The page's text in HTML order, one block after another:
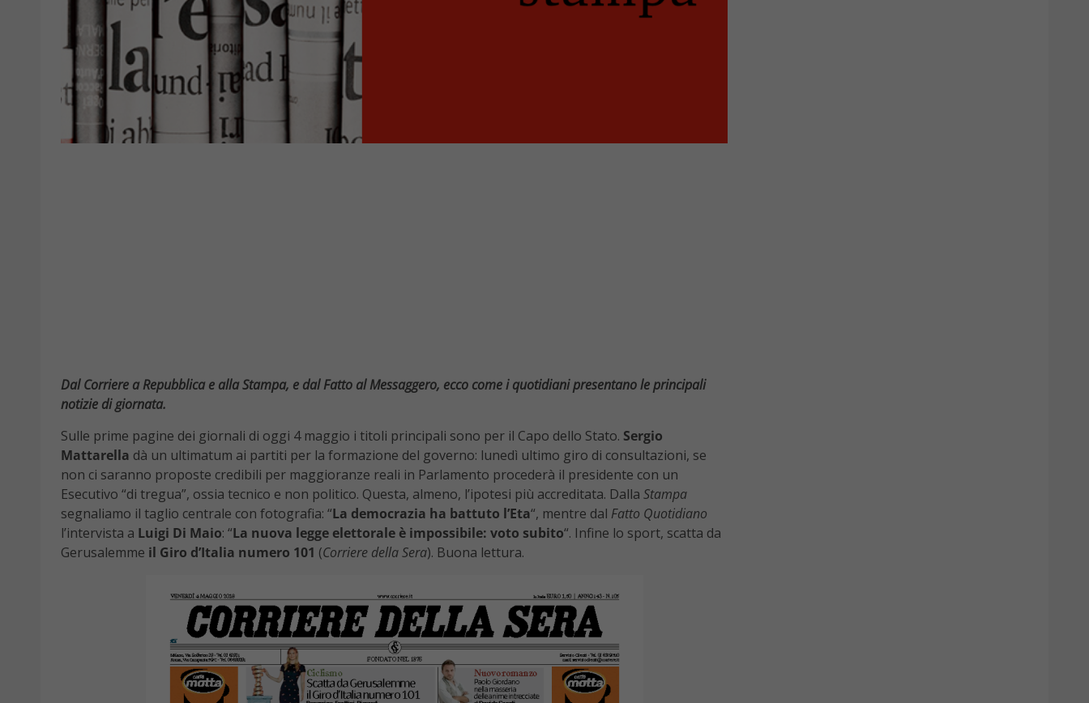
Dal Corriere a Repubblica e alla Stampa, e dal Fatto al Messaggero, ecco come i quotidiani presentano le principali
notizie di giornata.
Sulle prime pagine dei giornali di oggi 4 maggio i titoli principali sono per il Capo dello Stato. Sergio
Mattarella dà un ultimatum ai partiti per la formazione del governo: lunedì ultimo giro di consultazioni, se
non ci saranno proposte credibili per maggioranze reali in Parlamento procederà il presidente con un
Esecutivo “di tregua”, ossia tecnico e non politico. Questa, almeno, l’ipotesi più accreditata. Dalla Stampa
segnaliamo il taglio centrale con fotografia: “La democrazia ha battuto l’Eta“, mentre dal Fatto Quotidiano
l’intervista a Luigi Di Maio: “La nuova legge elettorale è impossibile: voto subito“. Infine lo sport, scatta da
Gerusalemme il Giro d’Italia numero 101 (Corriere della Sera). Buona lettura.